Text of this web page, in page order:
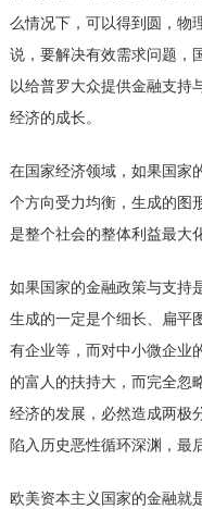
么情况下，可以得到圆，物
说，要解决有效需求问题，
以给普罗大众提供金融支持
经济的成长。
在国家经济领域，如果国家
个方向受力均衡，生成的图
是整个社会的整体利益最大
如果国家的金融政策与支持
生成的一定是个细长、扁平
有企业等，而对中小微企业
的富人的扶持大，而完全忽
经济的发展，必然造成两极
陷入历史恶性循环深渊，最
欧美资本主义国家的金融就